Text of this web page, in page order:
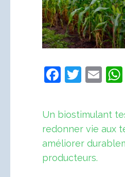
Navigation
de
l’article
Un biostimulant
redonner vie aux
améliorer
producteurs.